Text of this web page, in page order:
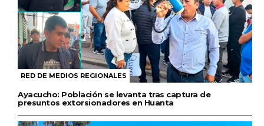
RED DE MEDIOS REGIONALES
Ayacucho: Población se levanta tras captura de
presuntos extorsionadores en Huanta